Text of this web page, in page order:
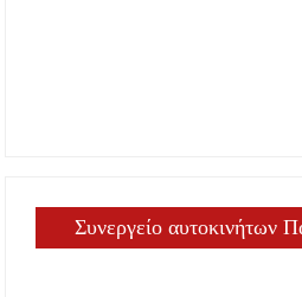
Συνεργείο αυτοκινήτων